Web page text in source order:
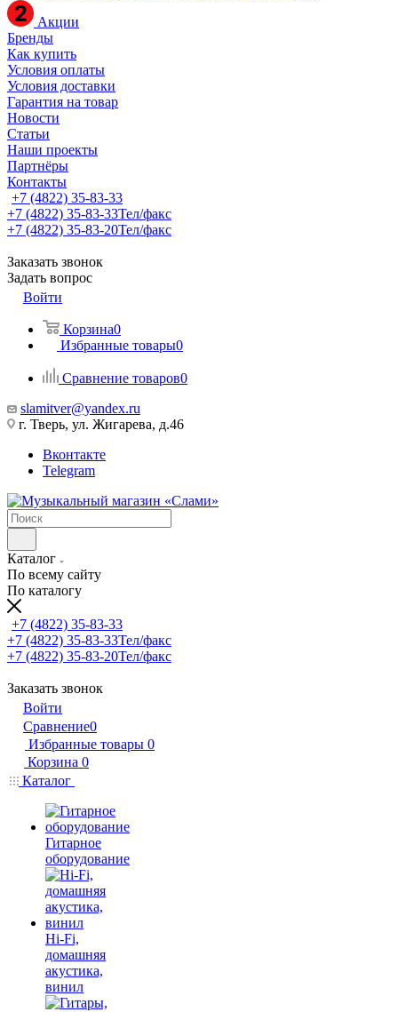
Акции
Бренды
Как купить
Условия оплаты
Условия доставки
Гарантия на товар
Новости
Статьи
Наши проекты
Партнёры
Контакты
+7 (4822) 35-83-33
+7 (4822) 35-83-33Тел/факс
+7 (4822) 35-83-20Тел/факс
Заказать звонок
Задать вопрос
Войти
Корзина0
Избранные товары0
Сравнение товаров0
slamitver@yandex.ru
г. Тверь, ул. Жигарева, д.46
Вконтакте
Telegram
Каталог
По всему сайту
По каталогу
+7 (4822) 35-83-33
+7 (4822) 35-83-33Тел/факс
+7 (4822) 35-83-20Тел/факс
Заказать звонок
Войти
Сравнение0
Избранные товары 0
Корзина 0
Каталог
Гитарное
оборудование
Hi-Fi,
домашняя
акустика,
винил